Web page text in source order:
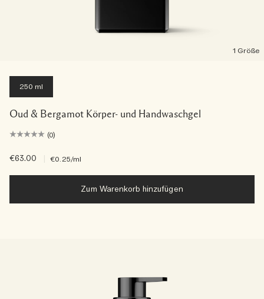
1 Größe
250 ml
Oud & Bergamot Körper- und Handwaschgel
(0)
€63.00 €0.25/ml
Zum Warenkorb hinzufügen